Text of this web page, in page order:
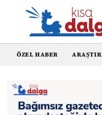
ÖZEL HABER